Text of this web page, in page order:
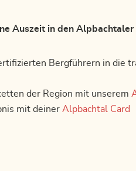
Auszeit in den Alpbachtaler
Bergführern in die
der Region mit unserem
mit deiner Alpbachtal Card